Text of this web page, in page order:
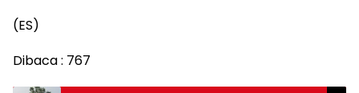
(ES)
Dibaca : 767